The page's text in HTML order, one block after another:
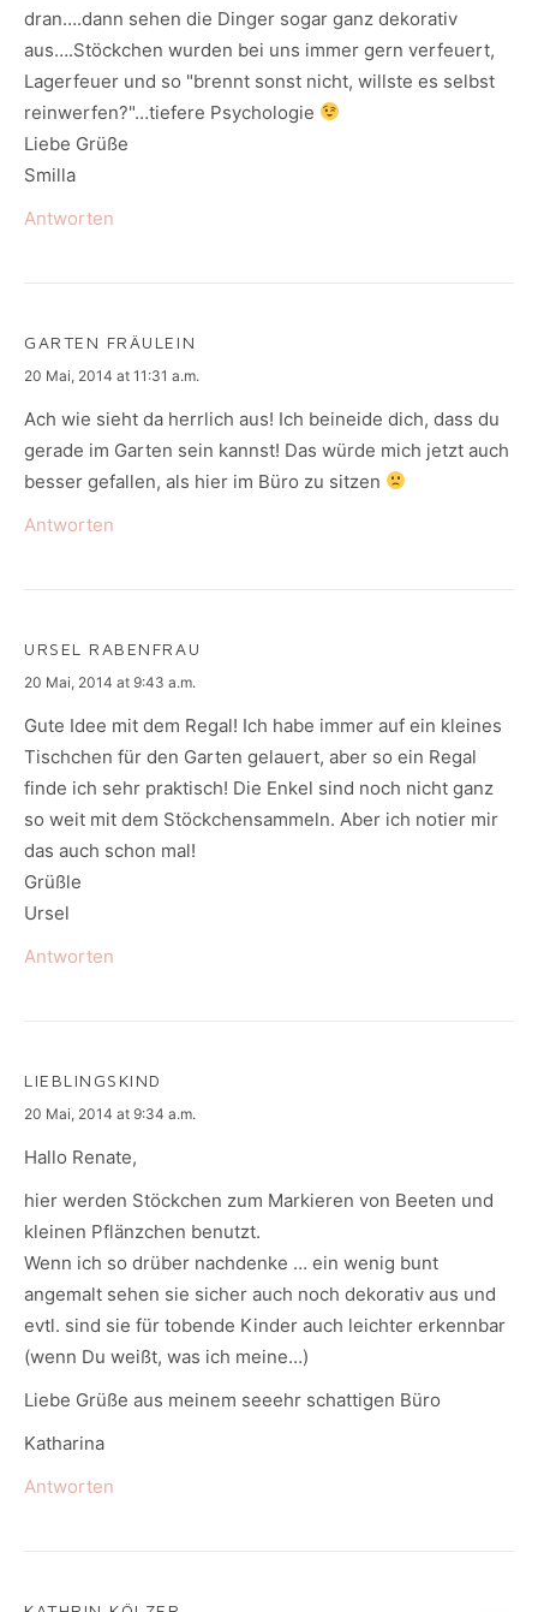
dran….dann sehen die Dinger sogar ganz dekorativ
aus….Stöckchen wurden bei uns immer gern verfeuert,
Lagerfeuer und so "brennt sonst nicht, willste es selbst
reinwerfen?"…tiefere Psychologie
Liebe Grüße
Smilla
Antworten
GARTEN FRÄULEIN
says:
20 Mai, 2014 at 11:31 a.m.
Ach wie sieht da herrlich aus! Ich beineide dich, dass du
gerade im Garten sein kannst! Das würde mich jetzt auch
besser gefallen, als hier im Büro zu sitzen
Antworten
URSEL RABENFRAU
says:
20 Mai, 2014 at 9:43 a.m.
Gute Idee mit dem Regal! Ich habe immer auf ein kleines
Tischchen für den Garten gelauert, aber so ein Regal
finde ich sehr praktisch! Die Enkel sind noch nicht ganz
so weit mit dem Stöckchensammeln. Aber ich notier mir
das auch schon mal!
Grüßle
Ursel
Antworten
LIEBLINGSKIND
says:
20 Mai, 2014 at 9:34 a.m.
Hallo Renate,
hier werden Stöckchen zum Markieren von Beeten und
kleinen Pflänzchen benutzt.
Wenn ich so drüber nachdenke … ein wenig bunt
angemalt sehen sie sicher auch noch dekorativ aus und
evtl. sind sie für tobende Kinder auch leichter erkennbar
(wenn Du weißt, was ich meine…)
Liebe Grüße aus meinem seeehr schattigen Büro
Katharina
Antworten